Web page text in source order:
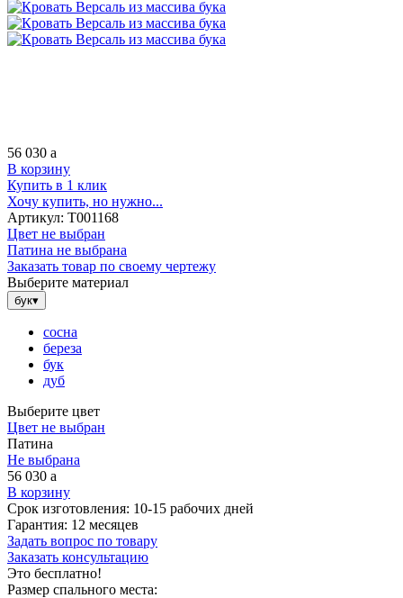
56 030 a
В корзину
Купить в 1 клик
Хочу купить, но нужно...
Артикул: Т001168
Цвет не выбран
Патина не выбрана
Заказать товар по своему чертежу
Выберите материал
бук▾
сосна
береза
бук
дуб
Выберите цвет
Цвет не выбран
Патина
Не выбрана
56 030 a
В корзину
Срок изготовления: 10-15 рабочих дней
Гарантия: 12 месяцев
Задать вопрос по товару
Заказать консультацию
Это бесплатно!
Размер спального места: